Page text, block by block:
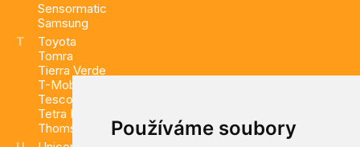
Používáme soubory
Sensormatic
Samsung
T
Toyota
Tomra
Tierra Verde
T-Mobile
Tesco
Tetra Pak Česká republika
Thomson Reuters